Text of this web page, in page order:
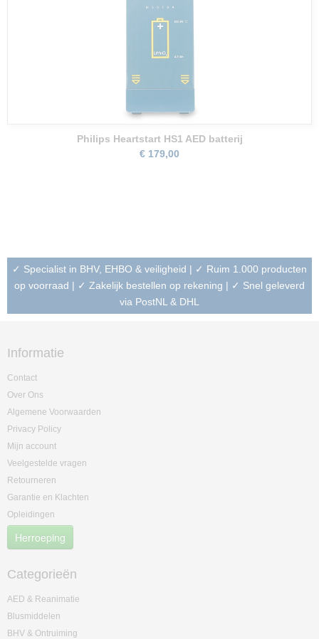
Philips Heartstart HS1 AED batterij
€ 179,00
✓ Specialist in BHV, EHBO & veiligheid | ✓ Ruim 1.000 producten
op voorraad | ✓ Zakelijk bestellen op rekening | ✓ Snel geleverd
via PostNL & DHL
Informatie
Contact
Over Ons
Algemene Voorwaarden
Privacy Policy
Mijn account
Veelgestelde vragen
Retourneren
Garantie en Klachten
Opleidingen
Herroeping
Categorieën
AED & Reanimatie
Blusmiddelen
BHV & Ontruiming